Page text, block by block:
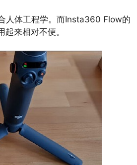
人体工程学。而Insta360 Flow的
来相对不便。